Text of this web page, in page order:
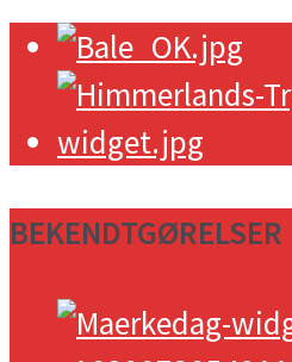
BEKENDTGØRELSER